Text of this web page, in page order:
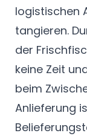
logistischen
tangieren.
der
keine Zeit
beim
Anlieferung